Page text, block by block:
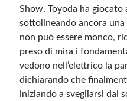
Accedi
Feed dei contenuti
Feed dei commenti
WordPress.org
Show, Toyoda ha giocato
sottolineando ancora
non può essere monco,
preso di mira i
vedono nell’elettrico la
dichiarando che
iniziando a svegliarsi dal